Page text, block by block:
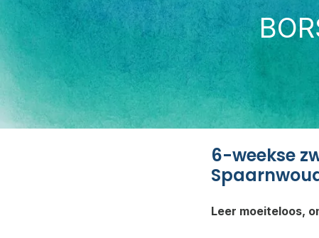
6-weekse
Leer moeiteloos,